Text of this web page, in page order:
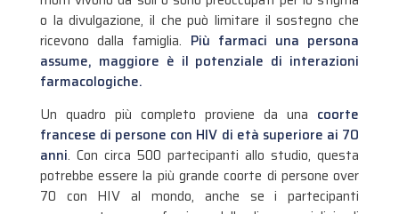
o la divulgazione, il che può limitare il sostegno che
ricevono dalla famiglia. Più farmaci una persona
assume, maggiore è il potenziale di interazioni
farmacologiche.
Un quadro più completo proviene da una coorte
francese di persone con HIV di età superiore ai 70
anni. Con circa 500 partecipanti allo studio, questa
potrebbe essere la più grande coorte di persone over
70 con HIV al mondo, anche se i partecipanti